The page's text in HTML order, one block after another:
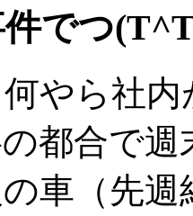
でつ
やら社
都合で
車（先週